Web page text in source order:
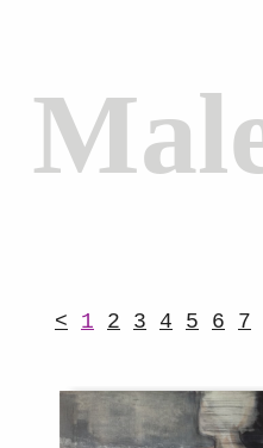
< 1 2 3 4 5 6 7